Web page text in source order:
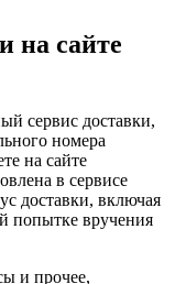
на сайте
сервис доставки,
номера
на сайте
в сервисе
доставки, включая
попытке вручения
и прочее,